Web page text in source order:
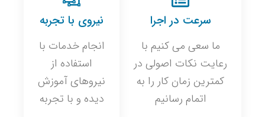
سرعت در اجرا
ما سعی می کنیم با
رعایت نکات اصولی در
کمترین زمان کار را به
اتمام رسانیم
نیروی با تجربه
انجام خدمات با
استفاده از
نیروهای آموزش
دیده و با تجربه